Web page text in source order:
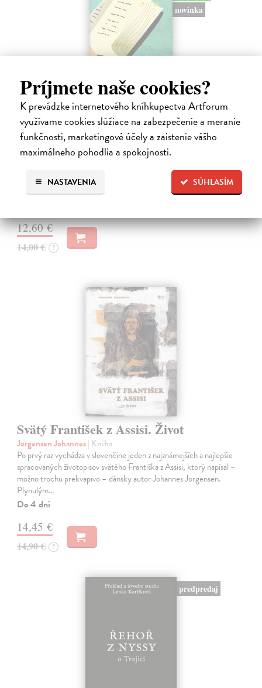
Príjmete naše cookies?
K prevádzke internetového kníhkupectva Artforum
využívame cookies slúžiace na zabezpečenie a meranie
funkčnosti, marketingové účely a zaistenie vášho
maximálneho pohodlia a spokojnosti.
SÚHLASÍM
NASTAVENIA
novinka
Rabín sa rozpráva s Ježišom
Neusner Jacob| Kniha
Autor knihy sa v duchu stáva v Galilei poslucháčom Ježišovej Reči na
vrchu. Ako pravoverný rabín sa usiluje pozorne počúvať tohto nového
učiteľa a porovnáva jeho učenie s tým, čo hovorí židovská Tóra.
12,60 €
14,00 € ?
Svätý František z Assisi. Život
Jorgensen Johannes| Kniha
Po prvý raz vychádza v slovenčine jeden z najznámejších a najlepšie
spracovaných životopisov svätého Františka z Assisi, ktorý napísal –
možno trochu prekvapivo – dánsky autor Johannes Jorgensen.
Plynulým…
Do 4 dní
14,45 €
14,90 € ?
predpredaj